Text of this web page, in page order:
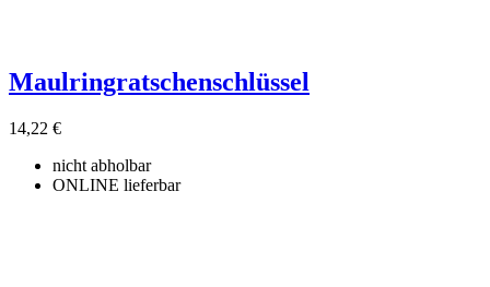
Maulringratschenschlüssel
14,22 €
nicht abholbar
ONLINE lieferbar